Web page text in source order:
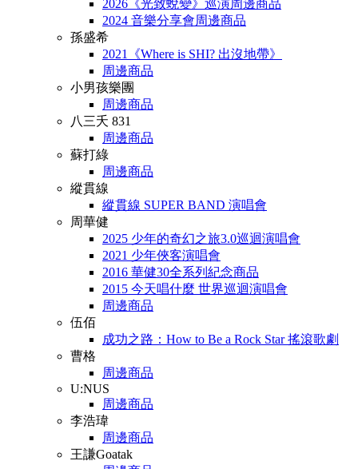
2026《光致蛻變》巡演周邊商品
2024 音樂分享會周邊商品
孫盛希
2021《Where is SHI? 出沒地帶》
周邊商品
小男孩樂團
周邊商品
八三夭 831
周邊商品
蘇打綠
周邊商品
縱貫線
縱貫線 SUPER BAND 演唱會
周華健
2025 少年的奇幻之旅3.0巡迴演唱會
2021 少年俠客演唱會
2016 華健30全系列紀念商品
2015 今天唱什麼 世界巡迴演唱會
周邊商品
伍佰
成功之路：How to Be a Rock Star 搖滾歌劇
曹格
周邊商品
U:NUS
周邊商品
李浩瑋
周邊商品
王謙Goatak